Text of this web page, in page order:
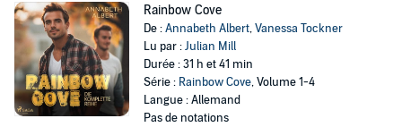
Rainbow Cove
De :Annabeth Albert,Vanessa Tockner
Lu par :Julian Mill
Durée : 31 h et 41 min
Série : Rainbow Cove, Volume 1-4
Langue : Allemand
Pas de notations